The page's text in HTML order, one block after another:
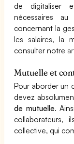
de digitaliser
nécessaires au
concernant la
les salaires, la
consulter notre
Mutuelle et
Pour aborder un
devez
de mutuelle.
collaborateurs,
collective, qui